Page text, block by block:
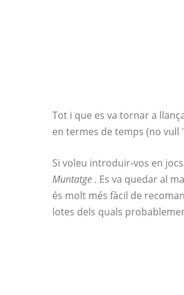
Tot i que es va tornar a
en termes de temps (no vull
Si voleu introduir-vos en
Muntatge . Es va quedar al
és molt més fàcil de
lotes dels quals